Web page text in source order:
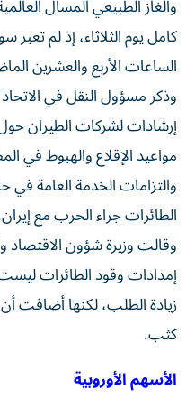
والغاز الطبيعي المسال
كامل يوم الثلاثاء، إذ لم
الساعات الأربع والعشرين
وذكر ‌مسؤول النقل في
إرشادات لشركات الطيران
مواعيد ‌الإقلاع والهبوط في
والتزامات الخدمة ⁠العامة
‌الطائرات جراء الحرب مع
وقالت وزيرة شؤون الاقتصاد
إمدادات وقود ⁠الطائرات
زيادة الطلب، لكنها أضافت
كثب.
الأسهم الأوروبية